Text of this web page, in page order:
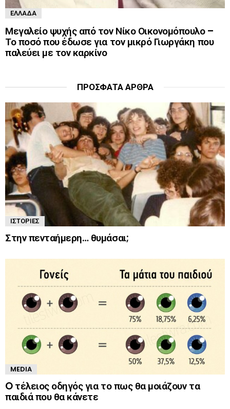
ΕΛΛΆΔΑ
Μεγαλείο ψυχής από τον Νίκο Οικονομόπουλο –
Το ποσό που έδωσε για τον μικρό Γιωργάκη που
παλεύει με τον καρκίνο
ΠΡΌΣΦΑΤΑ ΆΡΘΡΑ
ΙΣΤΟΡΊΕΣ
Στην πενταήμερη… θυμάσαι;
MEDIA
O τέλειος οδηγός για το πως θα μοιάζουν τα
παιδιά που θα κάνετε